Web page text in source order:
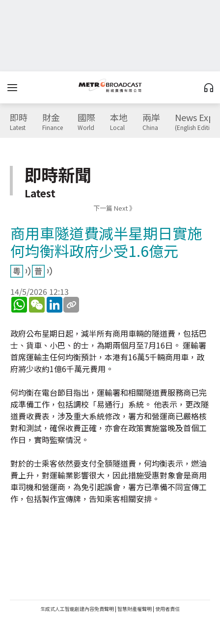
即時
Latest
財金
Finance
國際
World
本地
Local
兩岸
China
News
(English Edition)
即時新聞
Latest
下一篇 Next 》
商用車隧道費減半星期日實施
何均衡料政府少受1.6億元
14/5/2026 12:13
WhatsApp
WeChatLinkedIn
政府公布星期日起，減半所有商用車輛的隧道費，包括巴
士、貨車、小巴、的士，為期兩個月至7月16日。 運輸署
首席運輸主任何均衡預計，本港有16萬5千輛商用車，政
府將少收約1億6千萬元費用。
何均衡在電台節目指出，運輸署和相關隧道費服務商已完
成準備工作，包括調校「易通行」系統。 他表示，更改隧
道費收費表，涉及重大系統修改，署方和營運商已嚴格核
對和測試，確保收費正確，亦會在政策實施當晚及首個工
作日，實時監察情況。
對於的士乘客依然要支付全額隧道費，何均衡表示，燃油
費上升，對運輸業影響很大，因此措施受惠對象會是商用
車司機和營運商，為免引起誤會，署方已準備不同宣傳工
作，包括製作宣傳牌，告知乘客相關安排。
生成式人工智能創建內容免責聲明 | 智慧財產權聲明 | 使用者責任